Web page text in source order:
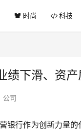
时尚 科技
绩下滑、资
公司
银行作为创新力量